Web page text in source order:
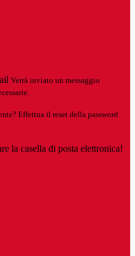
Verrà inviato un messaggio
Effettua il reset della password
la casella di posta elettronica!